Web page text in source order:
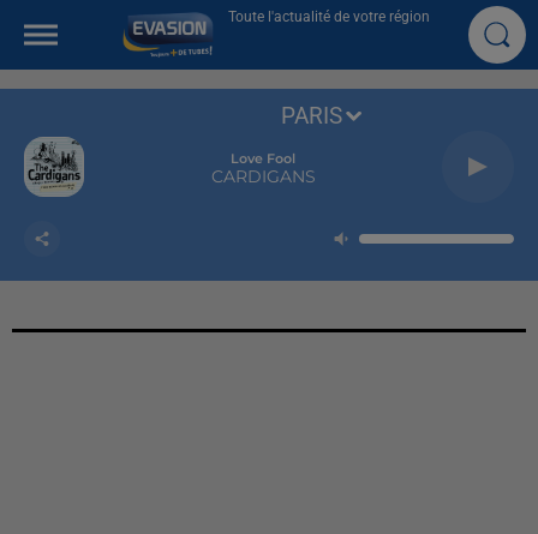
Toute l'actualité de votre région
Love Fool
CARDIGANS
PARIS